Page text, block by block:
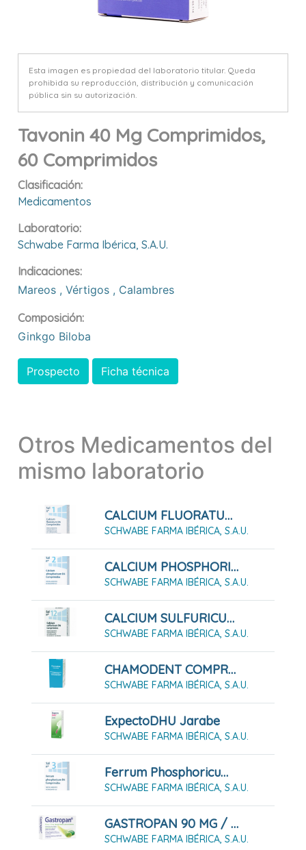
Esta imagen es propiedad del laboratorio titular. Queda
prohibida su reproducción, distribución y comunicación
pública sin su autorización.
Tavonin 40 Mg Comprimidos,
60 Comprimidos
Clasificación:
Medicamentos
Laboratorio:
Schwabe Farma Ibérica, S.a.u.
Indicaciones:
Mareos , Vértigos , Calambres
Composición:
Ginkgo Biloba
Prospecto Ficha técnica
Otros Medicamentos del
mismo laboratorio
CALCIUM FLUORATUM D6 SAL Nº 1, 80 COMPRIMIDOS
SCHWABE FARMA IBÉRICA, S.A.U.
CALCIUM PHOSPHORICUM D6 SAL Nº 2, 80 COMPRIMIDOS
SCHWABE FARMA IBÉRICA, S.A.U.
CALCIUM SULFURICUM D6 SAL Nº 12, 80 COMPRIMIDOS
SCHWABE FARMA IBÉRICA, S.A.U.
CHAMODENT COMPRIMIDOS
SCHWABE FARMA IBÉRICA, S.A.U.
ExpectoDHU Jarabe
SCHWABE FARMA IBÉRICA, S.A.U.
Ferrum Phosphoricum D6 Sal Nº 3, 80 Comprimidos
SCHWABE FARMA IBÉRICA, S.A.U.
GASTROPAN 90 MG / 50 MG CÁPSULAS BLANDAS GASTRORRESISTENTES 14 CÁPSULAS
SCHWABE FARMA IBÉRICA, S.A.U.